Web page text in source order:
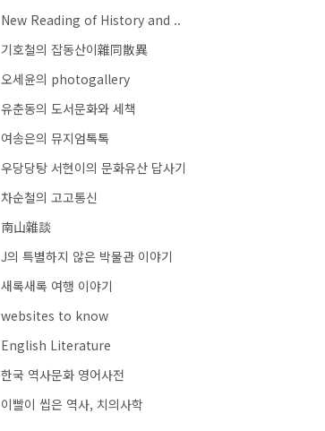
New Reading of History and ..
기호철의 잡동산이雜同散異
오세윤의 photogallery
유춘동의 도서문화와 세책
여송은의 뮤지엄톡톡
우당당탕 서현이의 문화유산 답사기
차순철의 고고통신
南山雜談
J의 특별하지 않은 박물관 이야기
새록새록 여행 이야기
websites to know
English Literature
한국 역사문화 영어사전
이빨이 씹은 역사, 치의사학